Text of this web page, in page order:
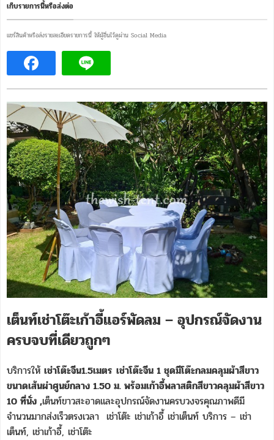
เก็บรายการนี้หรือส่งต่อ
แชร์สินค้าหรือส่งรายละเอียดรายการนี้ ให้ผู้อื่นไว้ดูผ่าน Social Media
เต็นท์เช่าโต๊ะเก้าอี้แอร์พัดลม – อุปกรณ์จัดงาน
ครบจบที่เดียวถูกๆ
บริการให้ เช่าโต๊ะจีน1.5เมตร เช่าโต๊ะจีน 1 ชุดมีโต๊ะกลมคลุมผ้าสีขาว
ขนาดเส้นผ่าศูนย์กลาง 1.50 ม. พร้อมเก้าอี้พลาสติกสีขาวคลุมผ้าสีขาว
10 ที่นั่ง ,เต็นท์ขาวสะอาดและอุปกรณ์จัดงานครบวงจรคุณภาพดีมี
จำนวนมากส่งเร็วตรงเวลา เช่าโต๊ะ เช่าเก้าอี้ เช่าเต็นท์ บริการ – เช่า
เต็นท์, เช่าเก้าอี้, เช่าโต๊ะ